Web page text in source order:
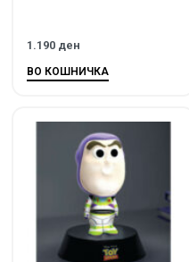
1.190 ден
ВО КОШНИЧКА